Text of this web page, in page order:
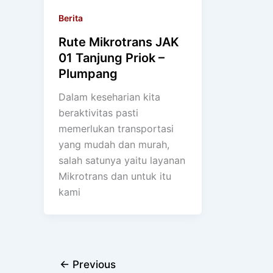
Berita
Rute Mikrotrans JAK
01 Tanjung Priok –
Plumpang
Dalam keseharian kita
beraktivitas pasti
memerlukan transportasi
yang mudah dan murah,
salah satunya yaitu layanan
Mikrotrans dan untuk itu
kami
← Previous